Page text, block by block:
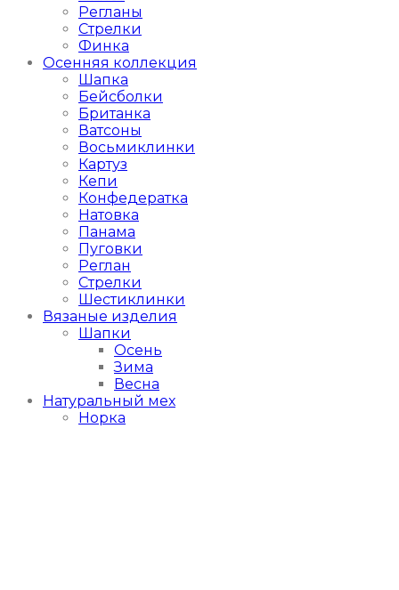
Регланы
Стрелки
Финка
Осенняя коллекция
Шапка
Бейсболки
Британка
Ватсоны
Восьмиклинки
Картуз
Кепи
Конфедератка
Натовка
Панама
Пуговки
Реглан
Стрелки
Шестиклинки
Вязаные изделия
Шапки
Осень
Зима
Весна
Натуральный мех
Норка